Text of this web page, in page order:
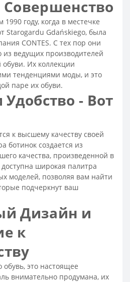
женские
распродажа со скидкой
кожаные недорого
кожаные
Модные сапожки осень
- распродажа
низком каблуке
кожаные
демисезонные
женские
без каблука
женские
женские
подошве
подошве
Совершенство
году, когда в местечке
Starogardu Gdańskiego, была
CONTES. С тех пор они
из ведущих производителей
Их коллекции
тенденциями моды, и это
паре их обуви.
Удобство - Вот
к высшему качеству своей
ботинок создается из
качества, произведенной в
широкая палитра
моделей, позволяя вам найти
подчеркнут ваш
Дизайн и
к
обувь, это настоящее
внимательно продумана, их